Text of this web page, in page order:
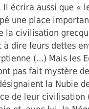
Il écrira aussi que «
une place
la civilisation
à dire leurs dettes
(...) Mais les
pas fait mystère
la Nubie
de leur civilisation